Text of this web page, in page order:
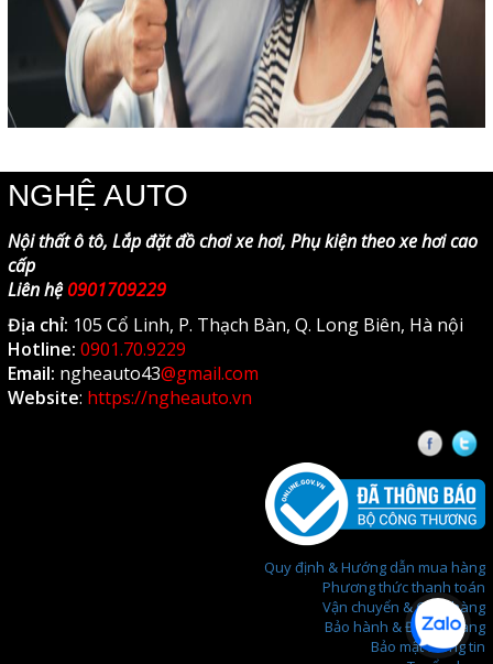
NGHỆ AUTO
Nội thất ô tô, Lắp đặt đồ chơi xe hơi, Phụ kiện theo xe hơi cao
cấp
Liên hệ 0901709229
Địa chỉ: 105 Cổ Linh, P. Thạch Bàn, Q. Long Biên, Hà nội
Hotline: 0901.70.9229
Email: ngheauto43@gmail.com
Website: https://ngheauto.vn
Quy định & Hướng dẫn mua hàng
Phương thức thanh toán
Vận chuyển & Giao hàng
Bảo hành & Đổi trả hàng
Bảo mật thông tin